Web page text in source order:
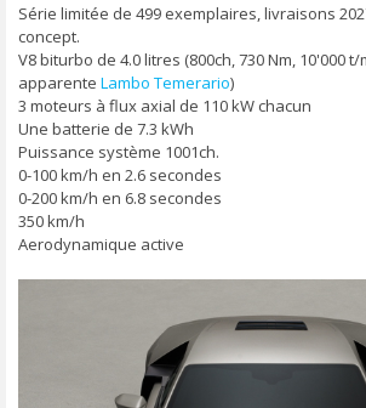
Série limitée de 499 exemplaires, livraisons
concept.
V8 biturbo de 4.0 litres (800ch, 730 Nm, 10'000
apparente Lambo Temerario)
3 moteurs à flux axial de 110 kW chacun
Une batterie de 7.3 kWh
Puissance système 1001ch.
0-100 km/h en 2.6 secondes
0-200 km/h en 6.8 secondes
350 km/h
Aerodynamique active